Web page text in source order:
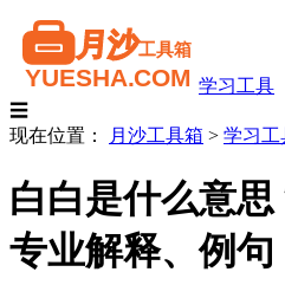
学习工具
☰
现在位置：
月沙工具箱 > 学习工
白白是什么意
专业解释、例句